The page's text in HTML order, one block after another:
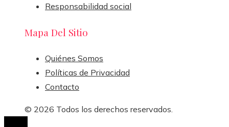
Responsabilidad social
Mapa Del Sitio
Quiénes Somos
Políticas de Privacidad
Contacto
© 2026 Todos los derechos reservados.